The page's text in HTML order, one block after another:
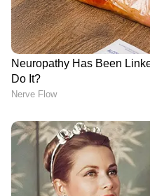
DOWNLOAD APP
Newsഅറിയാൻ
ന്യൂസ് വാർത്തകൾ.
തത്സമയ
വിശകലനവും